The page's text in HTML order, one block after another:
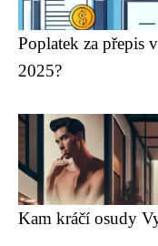
Poplatek za přepis
2025?
Kam kráčí osudy